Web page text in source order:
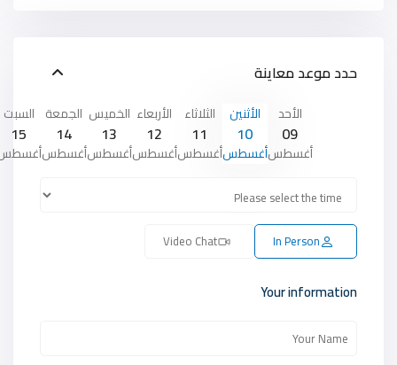
حدد موعد معاينة
الأحد
09
أغسطس
الأثنين
10
أغسطس
الثلاثاء
11
أغسطس
الأربعاء
12
أغسطس
الخميس
13
أغسطس
الجمعة
14
أغسطس
السبت
15
In Person
Video Chat
Your information